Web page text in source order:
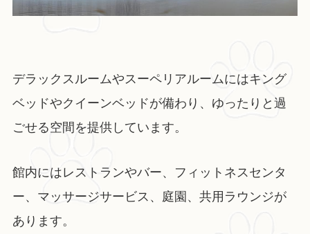
デラックスルームやスーペリアルームにはキング
ベッドやクイーンベッドが備わり、ゆったりと過
ごせる空間を提供しています。
館内にはレストランやバー、フィットネスセンタ
ー、マッサージサービス、庭園、共用ラウンジが
あります。